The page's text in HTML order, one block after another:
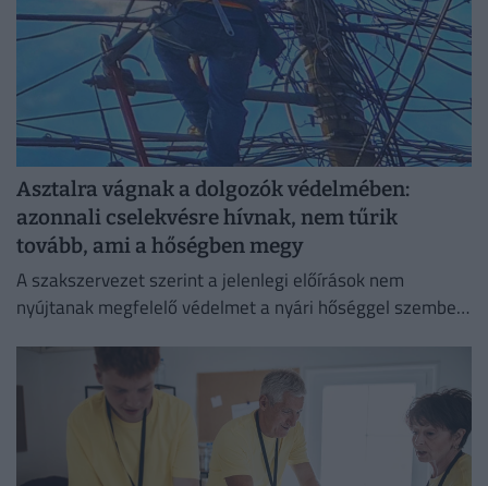
Asztalra vágnak a dolgozók védelmében:
azonnali cselekvésre hívnak, nem tűrik
tovább, ami a hőségben megy
A szakszervezet szerint a jelenlegi előírások nem
nyújtanak megfelelő védelmet a nyári hőséggel szemben,
védelmében.